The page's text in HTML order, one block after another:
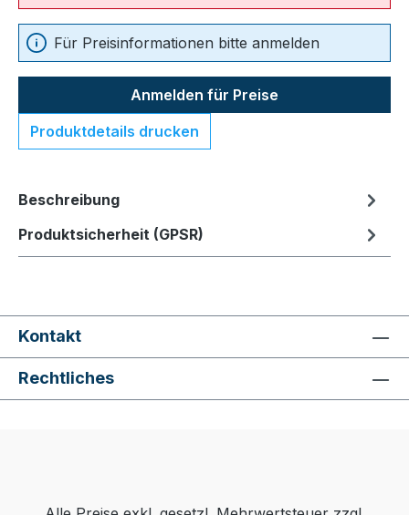
Für Preisinformationen bitte anmelden
Anmelden für Preise
Produktdetails drucken
Beschreibung
Produktsicherheit (GPSR)
Kontakt
Rechtliches